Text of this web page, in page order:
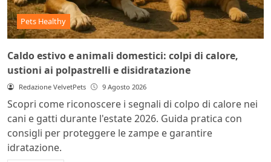
Pets Healthy
Caldo estivo e animali domestici: colpi di calore,
ustioni ai polpastrelli e disidratazione
Redazione VelvetPets 9 Agosto 2026
Scopri come riconoscere i segnali di colpo di calore nei
cani e gatti durante l'estate 2026. Guida pratica con
consigli per proteggere le zampe e garantire
idratazione.